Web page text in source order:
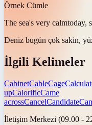
Örnek Cümle
The sea's very calmtoday,
Deniz bugün çok sakin,
İlgili Kelimeler
CabinetCableCage
upCalorificCame
acrossCancelCandidate
İletişim Merkezi (09.00 -